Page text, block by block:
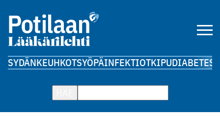
SYDÄNKEUHKOTSYÖPÄINFEKTIOTKIPUDIABETES